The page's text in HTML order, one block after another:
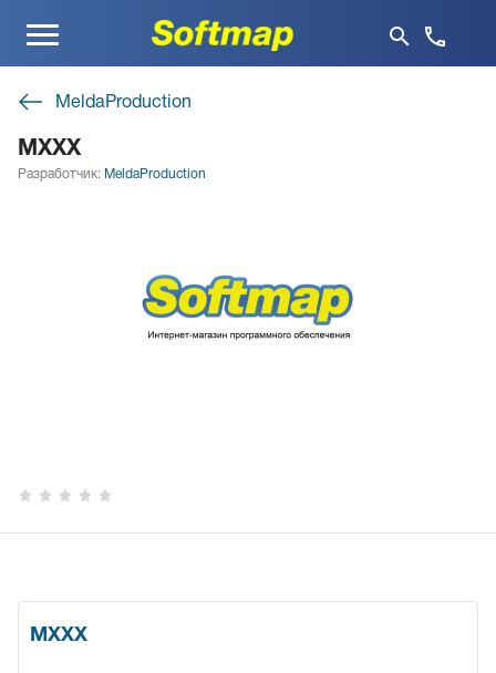
Меню
MeldaProduction
MXXX
Разработчик: MeldaProduction
MXXX